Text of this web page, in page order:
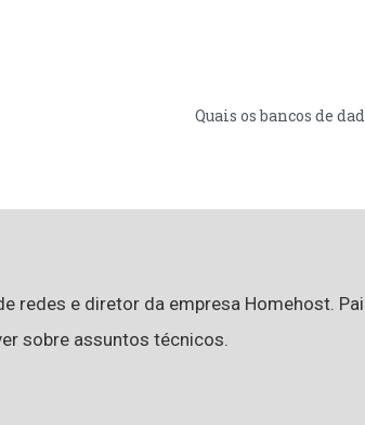
Quais os bancos de
redes e diretor da empresa Homehost.
sobre assuntos técnicos.